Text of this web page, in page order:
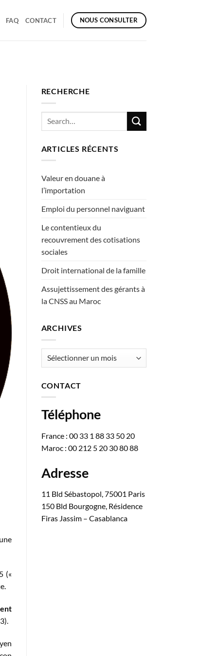
FAQ CONTACT NOUS CONSULTER
(«
RECHERCHE
ARTICLES RÉCENTS
Valeur en douane à
l’importation
Emploi du personnel naviguant
Le contentieux du
recouvrement des cotisations
sociales
Droit international de la famille
Assujettissement des gérants à
la CNSS au Maroc
ARCHIVES
Archives
CONTACT
Téléphone
France : 00 33 1 88 33 50 20
Maroc : 00 212 5 20 30 80 88
Adresse
11 Bld Sébastopol, 75001 Paris
150 Bld Bourgogne, Résidence
Firas Jassim – Casablanca